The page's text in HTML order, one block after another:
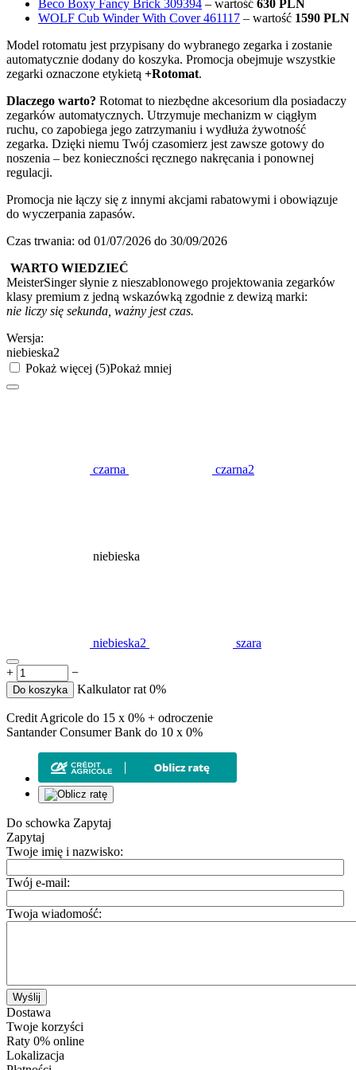
Beco Boxy Fancy Brick 309394 – wartość 630 PLN
WOLF Cub Winder With Cover 461117 – wartość 1590 PLN
Model rotomatu jest przypisany do wybranego zegarka i zostanie
automatycznie dodany do koszyka. Promocja obejmuje wszystkie
zegarki oznaczone etykietą +Rotomat.
Dlaczego warto? Rotomat to niezbędne akcesorium dla posiadaczy
zegarków automatycznych. Utrzymuje mechanizm w ciągłym
ruchu, co zapobiega jego zatrzymaniu i wydłuża żywotność
zegarka. Dzięki niemu Twój czasomierz jest zawsze gotowy do
noszenia – bez konieczności ręcznego nakręcania i ponownej
regulacji.
Promocja nie łączy się z innymi akcjami rabatowymi i obowiązuje
do wyczerpania zapasów.
Czas trwania: od 01/07/2026 do 30/09/2026
WARTO WIEDZIEĆ
MeisterSinger słynie z nieszablonowego projektowania zegarków
klasy premium z jedną wskazówką zgodnie z dewizą marki:
nie liczy się sekunda, ważny jest czas.
Wersja:
niebieska2
Pokaż więcej (5)Pokaż mniej
czarna czarna2
niebieska
niebieska2 szara
+ −
Do koszyka Kalkulator rat 0%
Credit Agricole do 15 x 0% + odroczenie
Santander Consumer Bank do 10 x 0%
Do schowka Zapytaj
Zapytaj
Twoje imię i nazwisko:
Twój e-mail:
Twoja wiadomość:
Wyślij
Dostawa
Twoje korzyści
Raty 0% online
Lokalizacja